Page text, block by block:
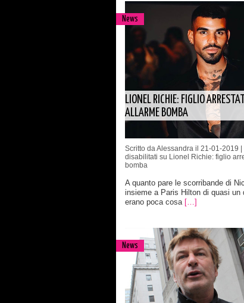
News
LIONEL RICHIE: FIGLIO
ALLARME BOMBA
Scritto da Alessandra il 21-01-2019 |
disabilitati su Lionel Richie: figlio
bomba
A quanto pare le scorribande di
insieme a Paris Hilton di quasi un
erano poca cosa […]
News